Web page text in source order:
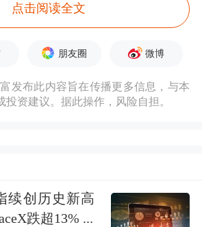
学保险学院教授王国军
》记者表示，由于规
，其中寿险保费收入同比
过，上市险企通过优化
点击阅读全文
朋友圈 微博
发布此内容旨在传播更多信息，与本
资建议。据此操作，风险自担。
续创历史新高
跌超13% ...